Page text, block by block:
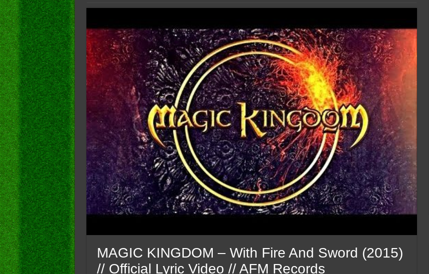
MAGIC KINGDOM – With Fire And Sword (2015)
// Official Lyric Video // AFM Records